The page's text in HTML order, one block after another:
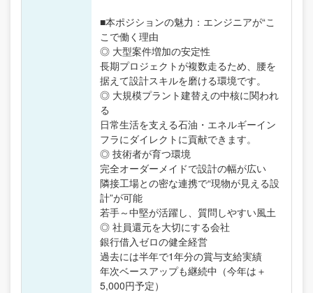
■本ポジションの魅力：エンジニアが“こ
こで働く理由
◎ 大型案件増加の安定性
長期プロジェクトが複数走るため、腰を
据えて設計スキルを磨ける環境です。
◎ 大規模プラント建替えの中核に関われ
る
日常生活を支える石油・エネルギーイン
フラにダイレクトに貢献できます。
◎ 技術者が育つ環境
完全オーダーメイドで設計の幅が広い
隣接工場との密な連携で“現物が見える設
計”が可能
若手～中堅が活躍し、質問しやすい風土
◎ 社員還元を大切にする会社
銀行借入ゼロの健全経営
過去には半年で1年分の賞与支給実績
年次ベースアップも継続中（今年は＋
5,000円予定）